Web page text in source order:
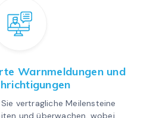
Warnmeldungen und
vertragliche Meilensteine
und überwachen, wobei